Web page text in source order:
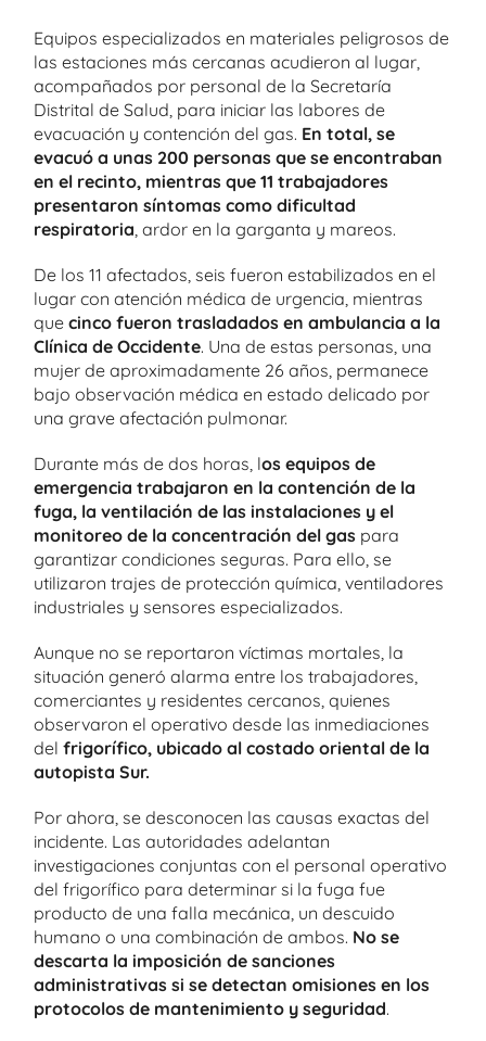
Equipos especializados en materiales peligrosos de
las estaciones más cercanas acudieron al lugar,
acompañados por personal de la Secretaría
Distrital de Salud, para iniciar las labores de
evacuación y contención del gas. En total, se
evacuó a unas 200 personas que se encontraban
en el recinto, mientras que 11 trabajadores
presentaron síntomas como dificultad
respiratoria , ardor en la garganta y mareos.
De los 11 afectados, seis fueron estabilizados en el
lugar con atención médica de urgencia, mientras
que cinco fueron trasladados en ambulancia a la
Clínica de Occidente. Una de estas personas, una
mujer de aproximadamente 26 años, permanece
bajo observación médica en estado delicado por
una grave afectación pulmonar.
Durante más de dos horas, los equipos de
emergencia trabajaron en la contención de la
fuga, la ventilación de las instalaciones y el
monitoreo de la concentración del gas para
garantizar condiciones seguras. Para ello, se
utilizaron trajes de protección química, ventiladores
industriales y sensores especializados.
Aunque no se reportaron víctimas mortales, la
situación generó alarma entre los trabajadores,
comerciantes y residentes cercanos, quienes
observaron el operativo desde las inmediaciones
del frigorífico, ubicado al costado oriental de la
autopista Sur.
Por ahora, se desconocen las causas exactas del
incidente. Las autoridades adelantan
investigaciones conjuntas con el personal operativo
del frigorífico para determinar si la fuga fue
producto de una falla mecánica, un descuido
humano o una combinación de ambos. No se
descarta la imposición de sanciones
administrativas si se detectan omisiones en los
protocolos de mantenimiento y seguridad.